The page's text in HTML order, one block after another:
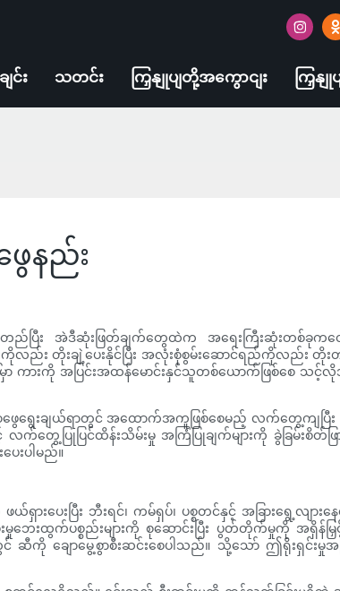
ျင်း သတင်း ကြှနျုပျတို့အကွောငျး ကြှန
နည်း
ည်ပြီး အဲဒီဆုံးဖြတ်ချက်တွေထဲက အရေးကြီးဆုံးတစ်ခုကတေ
တိုးချဲ့ပေးနိုင်ပြီး အလုံးစုံစွမ်းဆောင်ရည်ကိုလည်း တိုးတ
ါ်မှာ ကားကို အပြင်းအထန်မောင်းနှင်သူတစ်ယောက်ဖြစ်စေ
ဖွေရွေးချယ်ရာတွင် အထောက်အကူဖြစ်စေမည့် လက်တွေ့ကျပ
ြုပြင်ထိန်းသိမ်းမှု အကြံပြုချက်များကို ခွဲခြမ်းစိတ်ဖြာ
းပါမည်။
ေးပြီး ဘီးရင်၊ ကမ်ရှပ်၊ ပစ္စတင်နှင့် အခြားရွေ့လျားန
ေးထွက်ပစ္စည်းများကို စုဆောင်းပြီး ပွတ်တိုက်မှုကို အရှိန်မြှ
ချောမွေ့စွာစီးဆင်းစေပါသည်။ သို့သော် ဤရိုးရှင်းမှုအပြ